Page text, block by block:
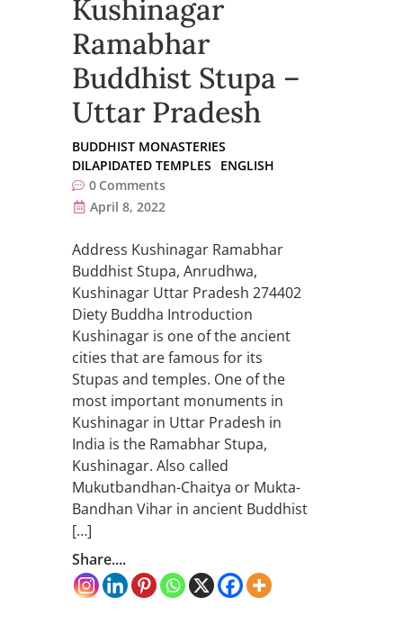
Kushinagar
Ramabhar
Buddhist Stupa –
Uttar Pradesh
BUDDHIST MONASTERIES
DILAPIDATED TEMPLES
ENGLISH
0 Comments
April 8, 2022
Address Kushinagar Ramabhar
Buddhist Stupa, Anrudhwa,
Kushinagar Uttar Pradesh 274402
Diety Buddha Introduction
Kushinagar is one of the ancient
cities that are famous for its
Stupas and temples. One of the
most important monuments in
Kushinagar in Uttar Pradesh in
India is the Ramabhar Stupa,
Kushinagar. Also called
Mukutbandhan-Chaitya or Mukta-
Bandhan Vihar in ancient Buddhist
[…]
Share....